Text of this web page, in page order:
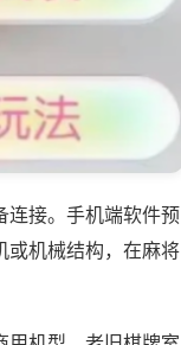
连接。手机端软件预
或机械结构，在麻将